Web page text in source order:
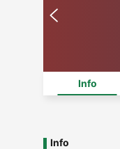
Info
Info